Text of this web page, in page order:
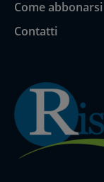
Come abbonarsi
Contatti